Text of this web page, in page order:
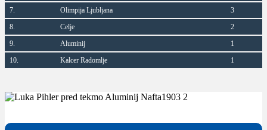
7.
Olimpija Ljubljana
3
8.
Celje
2
9.
Aluminij
1
10.
Kalcer Radomlje 1